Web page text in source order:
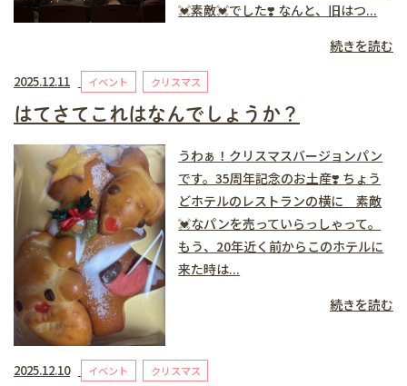
💓素敵💓でした❣️ なんと、旧はつ...
続きを読む
2025.12.11 イベント クリスマス
はてさてこれはなんでしょうか？
うわぁ！クリスマスバージョンパン
です。35周年記念のお土産❣️ ちょう
どホテルのレストランの横に 素敵
💓なパンを売っていらっしゃって。
もう、20年近く前からこのホテルに
来た時は...
続きを読む
2025.12.10 イベント クリスマス